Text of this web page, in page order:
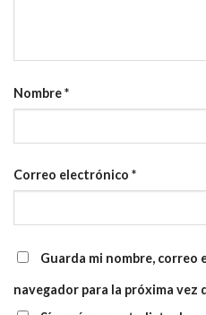
Nombre*
Correo electrónico *
Guarda mi nombre, correo
navegador para la próxima vez